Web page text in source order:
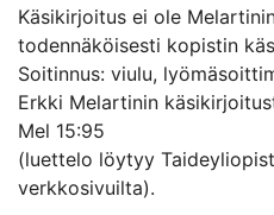
Käsikirjoitus ei ole
todennäköisesti kopistin
Soitinnus: viulu,
Erkki Melartinin
Mel 15:95
(luettelo löytyy
verkkosivuilta).